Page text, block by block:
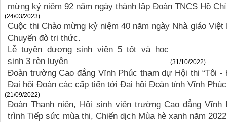
mừng kỷ niệm 92 năm ngày thành lập Đoàn TNCS Hồ
(24/03/2023)
Cuộc thi Chào mừng kỷ niệm 40 năm ngày Nhà giáo Việt
Chuyến đò tri thức.
Lễ tuyên dương sinh viên 5 tốt và học
sinh 3 rèn luyện
(31/10/2022)
Đoàn trường Cao đẳng Vĩnh Phúc tham dự Hội thi “Tôi
Đại hội Đoàn các cấp tiến tới Đại hội Đoàn tỉnh Vĩnh
(21/09/2022)
Đoàn Thanh niên, Hội sinh viên trường Cao đẳng
trình Tiếp sức mùa thi, Chiến dịch Mùa hè xanh năm